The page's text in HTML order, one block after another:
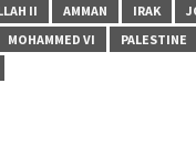
II AMMAN IRAK
MOHAMMED VI PALESTINE